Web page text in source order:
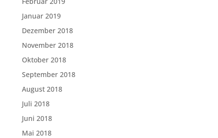
Januar 2019
Dezember 2018
November 2018
Oktober 2018
September 2018
August 2018
Juli 2018
Juni 2018
Mai 2018